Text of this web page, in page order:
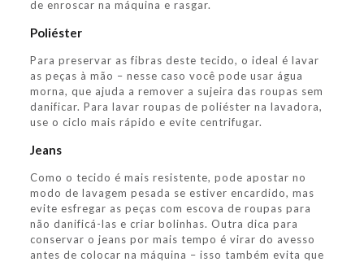
de enroscar na máquina e rasgar.
Poliéster
Para preservar as fibras deste tecido, o ideal é lavar
as peças à mão – nesse caso você pode usar água
morna, que ajuda a remover a sujeira das roupas sem
danificar. Para lavar roupas de poliéster na lavadora,
use o ciclo mais rápido e evite centrifugar.
Jeans
Como o tecido é mais resistente, pode apostar no
modo de lavagem pesada se estiver encardido, mas
evite esfregar as peças com escova de roupas para
não danificá-las e criar bolinhas. Outra dica para
conservar o jeans por mais tempo é virar do avesso
antes de colocar na máquina – isso também evita que